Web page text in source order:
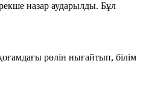
назар аударылды. Бұл
рөлін нығайтып, білім